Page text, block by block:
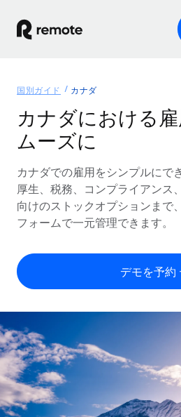
グローバル雇用
グローバル給与処理
コンプライアンス対応の給与処理
Employer of Record（EOR）
グローバル展開をコストをかけず
Contractor of Record
世界中の契約社員と法令を遵守し
PEO
複雑な雇用関連業務を外部委託
ソリューション
各国の制度に対応
国別ガイド
/国別のグローバル雇用支援を検索
Remoteを他社と比較
成長の段階
スタートアップ
成長中の企業向けのアジャイルな
リューション
リソース
ツールと計算ツール
従業員コスト計算ツール
グローバルな契約社員向けに、通
ドを確認する
REMOTEで学習
価格
English
Nederlands
Français
Deutsch
国別ガイド カナダ
カナダにおける
ムーズに
カナダでの雇用をシンプルにで
厚生、税務、コンプライアンス
向けのストックオプションまで
フォームで一元管理できます。
デモを予約